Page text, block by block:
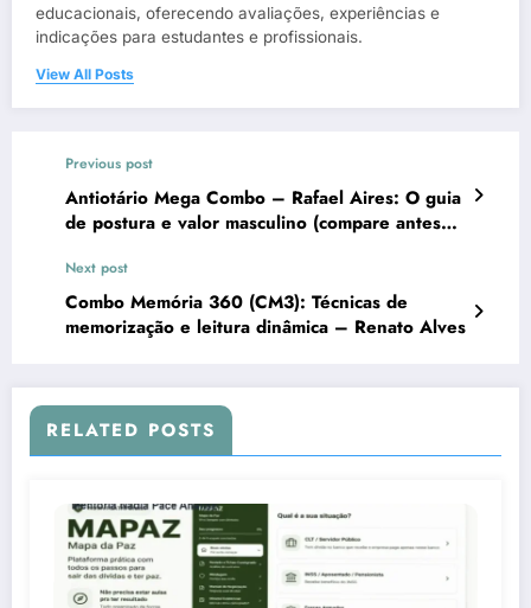
educacionais, oferecendo avaliações, experiências e
indicações para estudantes e profissionais.
View All Posts
Previous post
Antiotário Mega Combo – Rafael Aires: O guia
de postura e valor masculino (compare antes
Next post
Combo Memória 360 (CM3): Técnicas de
memorização e leitura dinâmica – Renato Alves
RELATED POSTS